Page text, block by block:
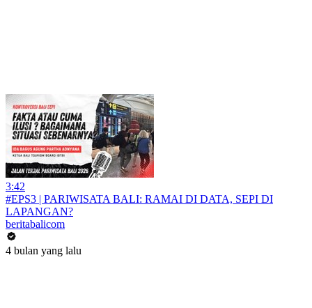
3:42
#EPS3 | PARIWISATA BALI: RAMAI DI DATA, SEPI DI
LAPANGAN?
beritabalicom
4 bulan yang lalu